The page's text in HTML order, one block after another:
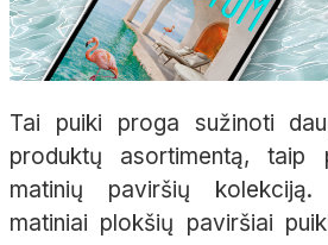
Tai puiki proga sužinoti
produktų asortimentą,
matinių paviršių
matiniai plokšių paviršiai